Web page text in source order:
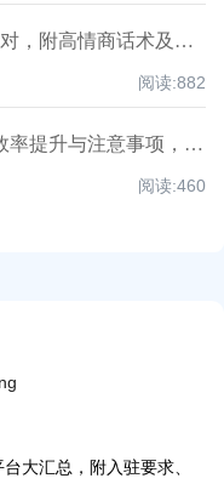
客户说价格太贵了，8种方法轻松应对，附高情商话术及案例！
阅读:882
进出口清关全解析：流程、步骤、效率提升与注意事项，超全知识点汇总！
阅读:460
大汇总，附入驻要求、